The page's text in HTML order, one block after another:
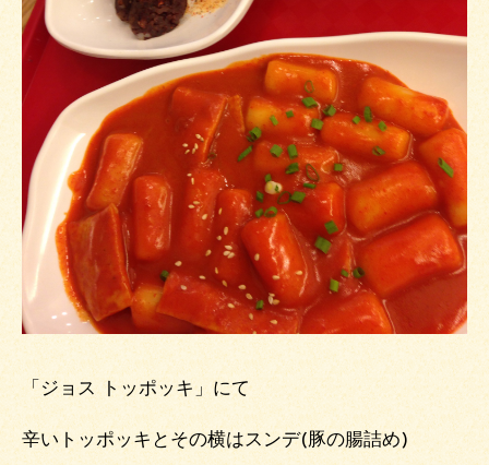
「ジョス トッポッキ」にて
辛いトッポッキとその横はスンデ(豚の腸詰め)